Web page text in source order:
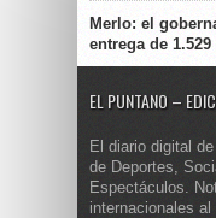
Merlo: el
entrega de
EL PUNTANO –
El diario digital
de Deportes,
Espectáculos.
internacionales al